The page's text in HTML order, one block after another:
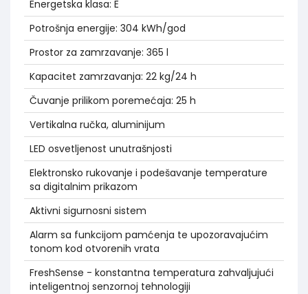
Energetska klasa: E
Potrošnja energije: 304 kWh/god
Prostor za zamrzavanje: 365 l
Kapacitet zamrzavanja: 22 kg/24 h
Čuvanje prilikom poremećaja: 25 h
Vertikalna ručka, aluminijum
LED osvetljenost unutrašnjosti
Elektronsko rukovanje i podešavanje temperature
sa digitalnim prikazom
Aktivni sigurnosni sistem
Alarm sa funkcijom pamćenja te upozoravajućim
tonom kod otvorenih vrata
FreshSense - konstantna temperatura zahvaljujući
inteligentnoj senzornoj tehnologiji